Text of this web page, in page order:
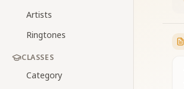
Artists
Ringtones
CLASSES
Category